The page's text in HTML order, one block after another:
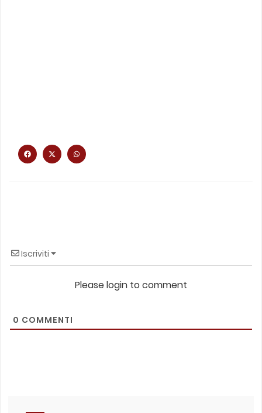
Iscriviti
Please login to comment
0 COMMENTI